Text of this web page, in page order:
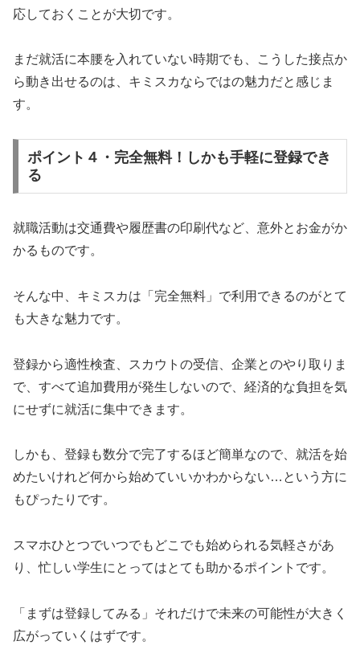
応しておくことが大切です。
まだ就活に本腰を入れていない時期でも、こうした接点か
ら動き出せるのは、キミスカならではの魅力だと感じま
す。
ポイント４・完全無料！しかも手軽に登録でき
る
就職活動は交通費や履歴書の印刷代など、意外とお金がか
かるものです。
そんな中、キミスカは「完全無料」で利用できるのがとて
も大きな魅力です。
登録から適性検査、スカウトの受信、企業とのやり取りま
で、すべて追加費用が発生しないので、経済的な負担を気
にせずに就活に集中できます。
しかも、登録も数分で完了するほど簡単なので、就活を始
めたいけれど何から始めていいかわからない…という方に
もぴったりです。
スマホひとつでいつでもどこでも始められる気軽さがあ
り、忙しい学生にとってはとても助かるポイントです。
「まずは登録してみる」それだけで未来の可能性が大きく
広がっていくはずです。